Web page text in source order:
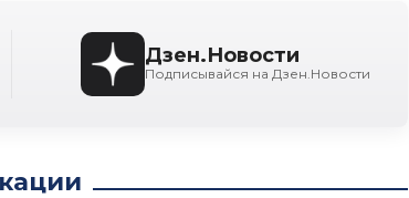
Дзен.Новости
Подписывайся на Дзен.Новости